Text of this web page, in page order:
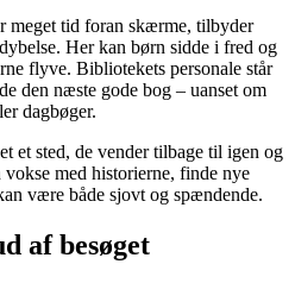
meget tid foran skærme, tilbyder
Her kan børn sidde i fred og
flyve. Bibliotekets personale står
den næste gode bog – uanset om
dagbøger.
et sted, de vender tilbage til igen og
med historierne, finde nye
være både sjovt og spændende.
af besøget